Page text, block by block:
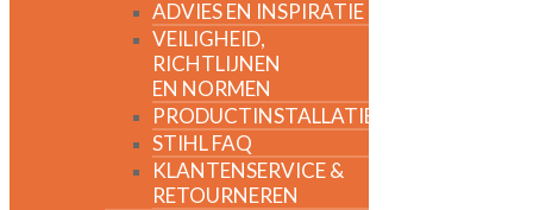
ADVIES EN INSPIRATIE
VEILIGHEID,
RICHTLIJNEN
EN NORMEN
PRODUCTINSTALLATIE
STIHL FAQ
KLANTENSERVICE &
RETOURNEREN